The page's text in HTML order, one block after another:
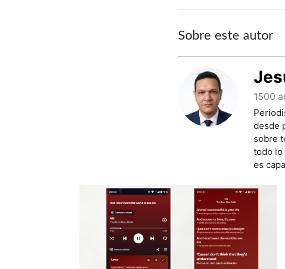
Sobre este autor
1500
desde
sobre
todo lo
es